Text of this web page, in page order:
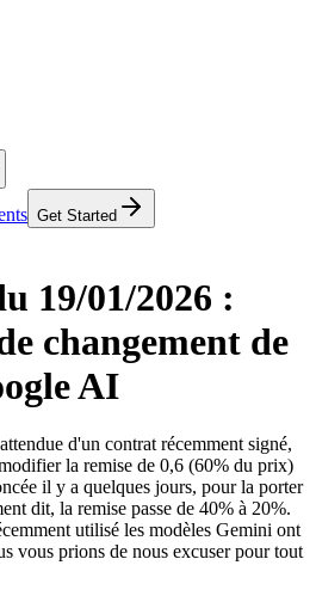
Get Started
19/01/2026 :
changement de
AI
d'un contrat récemment signé,
la remise de 0,6 (60% du prix)
il y a quelques jours, pour la porter
dit, la remise passe de 40% à 20%.
utilisé les modèles Gemini ont
vous prions de nous excuser pour tout